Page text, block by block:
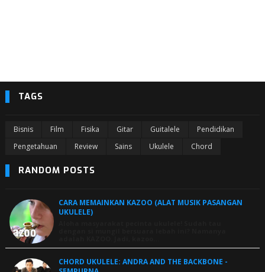
TAGS
Bisnis Film Fisika Gitar Guitalele
Pendidikan
Pengetahuan
Review Sains Ukulele Chord
RANDOM POSTS
CARA MEMAINKAN KAZOO (ALAT MUSIK PASANGAN
UKULELE)
CHORD UKULELE: ANDRA AND THE BACKBONE -